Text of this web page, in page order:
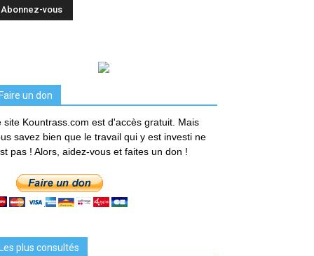
Faire un don
site Kountrass.com est d'accès gratuit. Mais
savez bien que le travail qui y est investi ne
pas ! Alors, aidez-vous et faites un don !
Les plus consultés